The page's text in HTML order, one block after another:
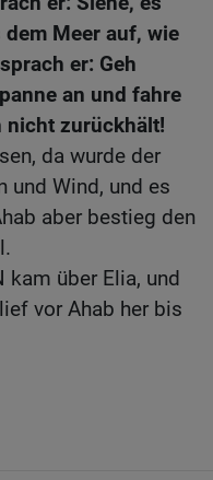
Meer auf, wie
er: Geh
an und fahre
nicht zurückhält!
da wurde der
und Wind, und es
aber bestieg den
kam über Elia, und
vor Ahab her bis